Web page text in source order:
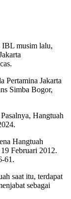
musim lalu,
Pertamina Jakarta
Simba Bogor,
Hangtuah
Hangtuah
Februari 2012.
61.
saat itu, terdapat
sebagai